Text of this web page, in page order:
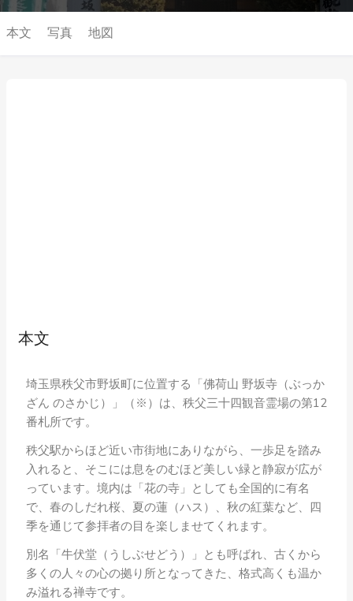
本文 写真 地図
本文
埼玉県秩父市野坂町に位置する「佛荷山 野坂寺（ぶっか
ざん のさかじ）」（※）は、秩父三十四観音霊場の第12
番札所です。
秩父駅からほど近い市街地にありながら、一歩足を踏み
入れると、そこには息をのむほど美しい緑と静寂が広が
っています。境内は「花の寺」としても全国的に有名
で、春のしだれ桜、夏の蓮（ハス）、秋の紅葉など、四
季を通じて参拝者の目を楽しませてくれます。
別名「牛伏堂（うしぶせどう）」とも呼ばれ、古くから
多くの人々の心の拠り所となってきた、格式高くも温か
み溢れる禅寺です。